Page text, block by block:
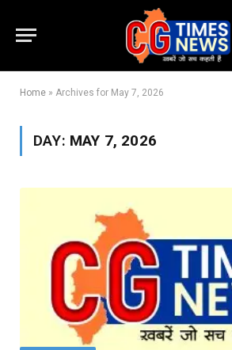
Home » Archives for May 7, 2026
DAY: MAY 7, 2026